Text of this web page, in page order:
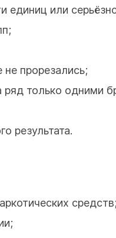
единиц или
прорезались;
только одними
результата.
средств;